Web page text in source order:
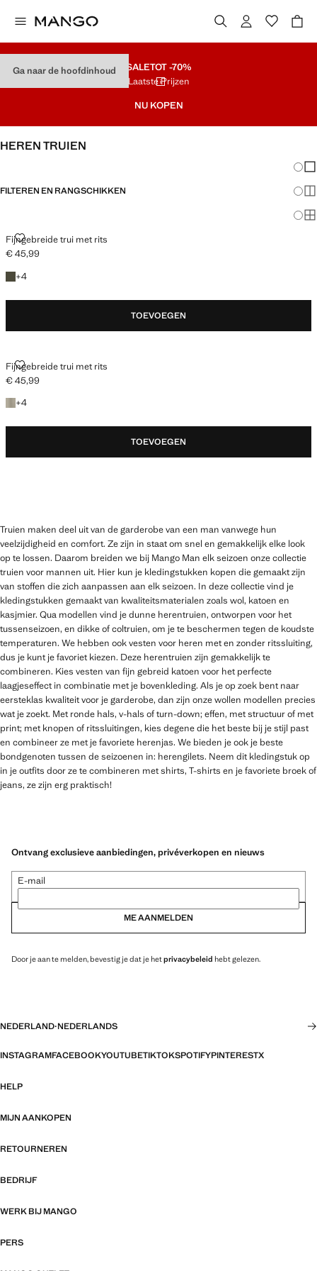
Ga naar de hoofdinhoud SALETOT -70%
Laatste Prijzen
NU KOPEN
HEREN TRUIEN
FILTEREN EN RANGSCHIKKEN
Fijngebreide trui met rits
FIJNGEBREIDE TRUI MET RITS
Huidige prijs [€ 45,99 ]
€ 45,99
+4
+ 4 kleuren
TOEVOEGEN
Fijngebreide trui met rits
FIJNGEBREIDE TRUI MET RITS
Huidige prijs [€ 45,99 ]
€ 45,99
+4
+ 4 kleuren
TOEVOEGEN
Truien maken deel uit van de garderobe van een man vanwege hun
veelzijdigheid en comfort. Ze zijn in staat om snel en gemakkelijk elke look
op te lossen. Daarom breiden we bij Mango Man elk seizoen onze collectie
truien voor mannen uit. Hier kun je kledingstukken kopen die gemaakt zijn
van stoffen die zich aanpassen aan elk seizoen. In deze collectie vind je
kledingstukken gemaakt van kwaliteitsmaterialen zoals wol, katoen en
kasjmier. Qua modellen vind je dunne herentruien, ontworpen voor het
tussenseizoen, en dikke of coltruien, om je te beschermen tegen de koudste
temperaturen. We hebben ook vesten voor heren met en zonder ritssluiting,
dus je kunt je favoriet kiezen. Deze herentruien zijn gemakkelijk te
combineren. Kies vesten van fijn gebreid katoen voor het perfecte
laagjeseffect in combinatie met je bovenkleding. Als je op zoek bent naar
eersteklas kwaliteit voor je garderobe, dan zijn onze wollen modellen precies
wat je zoekt. Met ronde hals, v-hals of turn-down; effen, met structuur of met
print; met knopen of ritssluitingen, kies degene die het beste bij je stijl past
en combineer ze met je favoriete herenjas. We bieden je ook je beste
bondgenoten tussen de seizoenen in: herengilets. Neem dit kledingstuk op
in je outfits door ze te combineren met shirts, T-shirts en je favoriete broek of
jeans, ze zijn erg praktisch!
Ontvang exclusieve aanbiedingen, privéverkopen en nieuws
E-mail
ME AANMELDEN
Door je aan te melden, bevestig je dat je hetprivacybeleid hebt gelezen.
NEDERLAND·NEDERLANDS
INSTAGRAMFACEBOOKYOUTUBETIKTOKSPOTIFYPINTERESTX
HELP
MIJN AANKOPEN
RETOURNEREN
BEDRIJF
WERK BIJ MANGO
PERS